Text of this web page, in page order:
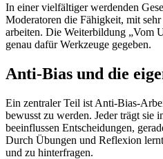
In einer vielfältiger werdenden
Moderatoren die Fähigkeit, mit
arbeiten. Die Weiterbildung „Vom
genau dafür Werkzeuge gegeben.
Anti-Bias und die
Ein zentraler Teil ist Anti-Bias-
bewusst zu werden. Jeder trägt sie
beeinflussen Entscheidungen,
Durch Übungen und Reflexion
und zu hinterfragen.